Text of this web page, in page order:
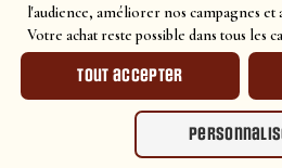
l'audience, améliorer nos campagnes et
Votre achat reste possible dans tous les
Tout accepter